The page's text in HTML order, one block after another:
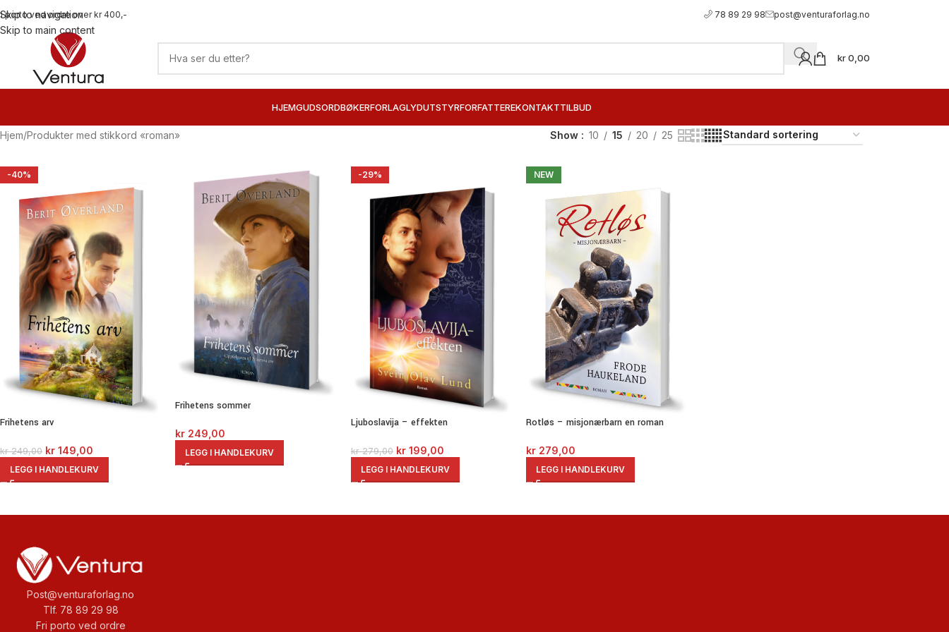
Skip to navigation
Skip to main content
porto ved ordre over kr 400,- 78 89 29 98 post@venturaforlag.no
kr0,00
HJEMGUDSORDBØKERFORLAGLYDUTSTYRFORFATTEREKONTAKTTILBUD
Hjem Produkter med stikkord «roman» Show 10 15 20 25
-40%
Frihetens arv
kr249,00 kr 149,00
LEGG I HANDLEKURV
Frihetens sommer
kr 249,00
LEGG I HANDLEKURV
-29%
Ljuboslavija – effekten
kr279,00 kr199,00
LEGG I HANDLEKURV
NEW
Rotløs – misjonærbarn en roman
kr 279,00
LEGG I HANDLEKURV
Post@venturaforlag.no
Tlf. 78 89 29 98
Fri porto ved ordre